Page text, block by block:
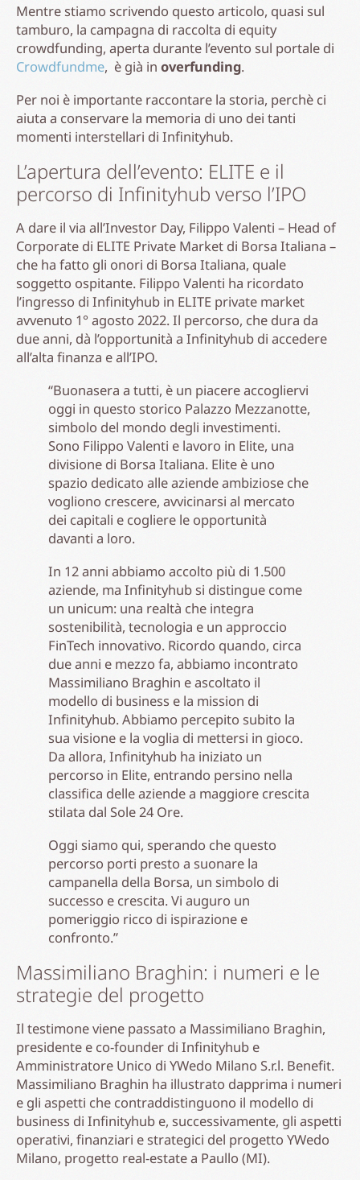
Mentre stiamo scrivendo questo articolo, quasi sul
tamburo, la campagna di raccolta di equity
crowdfunding, aperta durante l’evento sul portale di
Crowdfundme, è già in overfunding.
Per noi è importante raccontare la storia, perchè ci
aiuta a conservare la memoria di uno dei tanti
momenti interstellari di Infinityhub.
L’apertura dell’evento: ELITE e il
percorso di Infinityhub verso l’IPO
A dare il via all’Investor Day, Filippo Valenti – Head of
Corporate di ELITE Private Market di Borsa Italiana –
che ha fatto gli onori di Borsa Italiana, quale
soggetto ospitante. Filippo Valenti ha ricordato
l’ingresso di Infinityhub in ELITE private market
avvenuto 1° agosto 2022. Il percorso, che dura da
due anni, dà l’opportunità a Infinityhub di accedere
all’alta finanza e all’IPO.
“Buonasera a tutti, è un piacere accogliervi
oggi in questo storico Palazzo Mezzanotte,
simbolo del mondo degli investimenti.
Sono Filippo Valenti e lavoro in Elite, una
divisione di Borsa Italiana. Elite è uno
spazio dedicato alle aziende ambiziose che
vogliono crescere, avvicinarsi al mercato
dei capitali e cogliere le opportunità
davanti a loro.
In 12 anni abbiamo accolto più di 1.500
aziende, ma Infinityhub si distingue come
un unicum: una realtà che integra
sostenibilità, tecnologia e un approccio
FinTech innovativo. Ricordo quando, circa
due anni e mezzo fa, abbiamo incontrato
Massimiliano Braghin e ascoltato il
modello di business e la mission di
Infinityhub. Abbiamo percepito subito la
sua visione e la voglia di mettersi in gioco.
Da allora, Infinityhub ha iniziato un
percorso in Elite, entrando persino nella
classifica delle aziende a maggiore crescita
stilata dal Sole 24 Ore.
Oggi siamo qui, sperando che questo
percorso porti presto a suonare la
campanella della Borsa, un simbolo di
successo e crescita. Vi auguro un
pomeriggio ricco di ispirazione e
confronto.”
Massimiliano Braghin: i numeri e le
strategie del progetto
Il testimone viene passato a Massimiliano Braghin,
presidente e co-founder di Infinityhub e
Amministratore Unico di YWedo Milano S.r.l. Benefit.
Massimiliano Braghin ha illustrato dapprima i numeri
e gli aspetti che contraddistinguono il modello di
business di Infinityhub e, successivamente, gli aspetti
operativi, finanziari e strategici del progetto YWedo
Milano, progetto real-estate a Paullo (MI).